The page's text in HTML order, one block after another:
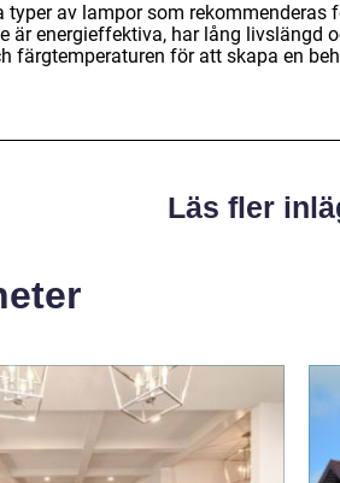
typer av lampor som rekommenderas
är energieffektiva, har lång livslängd
färgtemperaturen för att skapa en
Läs fler